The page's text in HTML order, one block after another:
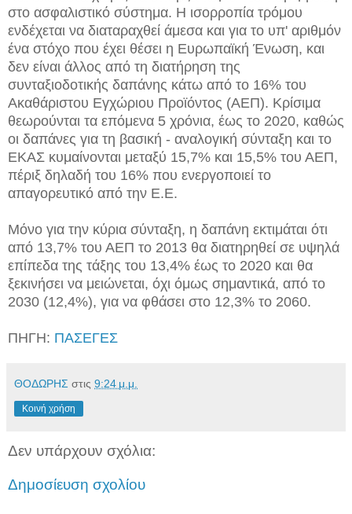
στο ασφαλιστικό σύστημα. Η ισορροπία τρόμου
ενδέχεται να διαταραχθεί άμεσα και για το υπ' αριθμόν
ένα στόχο που έχει θέσει η Ευρωπαϊκή Ένωση, και
δεν είναι άλλος από τη διατήρηση της
συνταξιοδοτικής δαπάνης κάτω από το 16% του
Ακαθάριστου Εγχώριου Προϊόντος (ΑΕΠ). Κρίσιμα
θεωρούνται τα επόμενα 5 χρόνια, έως το 2020, καθώς
οι δαπάνες για τη βασική - αναλογική σύνταξη και το
ΕΚΑΣ κυμαίνονται μεταξύ 15,7% και 15,5% του ΑΕΠ,
πέριξ δηλαδή του 16% που ενεργοποιεί το
απαγορευτικό από την Ε.Ε.
Μόνο για την κύρια σύνταξη, η δαπάνη εκτιμάται ότι
από 13,7% του ΑΕΠ το 2013 θα διατηρηθεί σε υψηλά
επίπεδα της τάξης του 13,4% έως το 2020 και θα
ξεκινήσει να μειώνεται, όχι όμως σημαντικά, από το
2030 (12,4%), για να φθάσει στο 12,3% το 2060.
ΠΗΓΗ: ΠΑΣΕΓΕΣ
ΘΟΔΩΡΗΣ στις 9:24 μ.μ.
Κοινή χρήση
Δεν υπάρχουν σχόλια:
Δημοσίευση σχολίου